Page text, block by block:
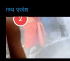
मध्य प्रदेश
2